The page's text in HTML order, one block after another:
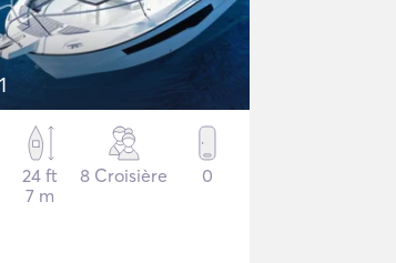
24 ft
7 m
8 Croisière 0